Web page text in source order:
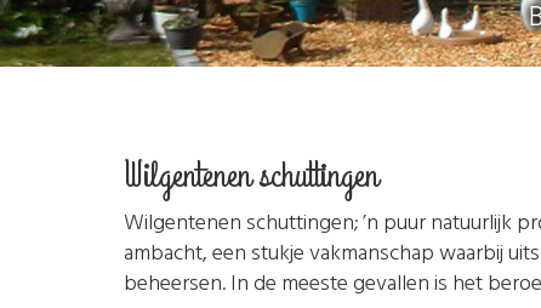
Wilgentenen schuttingen
Wilgentenen schuttingen; ’n puur natuurlijk
ambacht, een stukje vakmanschap waarbij
beheersen. In de meeste gevallen is het